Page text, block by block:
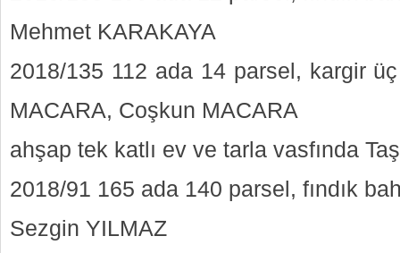
Mehmet KARAKAYA
2018/135 112 ada 14 parsel, kargir üç
MACARA, Coşkun MACARA
ahşap tek katlı ev ve tarla vasfında
2018/91 165 ada 140 parsel, fındık
Sezgin YILMAZ